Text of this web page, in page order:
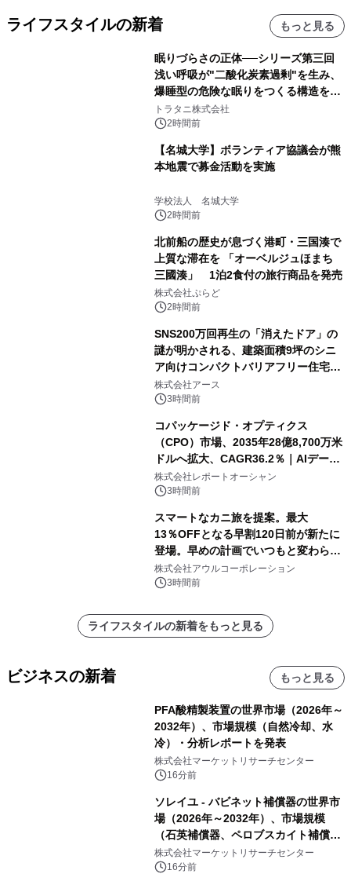
ライフスタイルの新着 もっと見る
眠りづらさの正体──シリーズ第三回
浅い呼吸が"二酸化炭素過剰"を生み、
爆睡型の危険な眠りをつくる構造を解
説
トラタニ株式会社
2時間前
【名城大学】ボランティア協議会が熊
本地震で募金活動を実施
学校法人 名城大学
2時間前
北前船の歴史が息づく港町・三国湊で
上質な滞在を 「オーベルジュほまち
三國湊」 1泊2食付の旅行商品を発売
株式会社ぷらど
2時間前
SNS200万回再生の「消えたドア」の
謎が明かされる、建築面積9坪のシニ
ア向けコンパクトバリアフリー住宅が
誕生
株式会社アース
3時間前
コパッケージド・オプティクス
（CPO）市場、2035年28億8,700万米
ドルへ拡大、CAGR36.2％｜AIデータ
センター・高速光通信需要が成長を加
速
株式会社レポートオーシャン
3時間前
スマートなカニ旅を提案。最大
13％OFFとなる早割120日前が新たに
登場。早めの計画でいつもと変わらぬ
大人の冬旅を。ー夕日ヶ浦温泉「佳松
苑 別邸ふうか」ー
株式会社アウルコーポレーション
3時間前
ライフスタイルの新着をもっと見る
ビジネスの新着 もっと見る
PFA酸精製装置の世界市場（2026年～
2032年）、市場規模（自然冷却、水
冷）・分析レポートを発表
株式会社マーケットリサーチセンター
16分前
ソレイユ - バビネット補償器の世界市
場（2026年～2032年）、市場規模
（石英補償器、ペロブスカイト補償
器、その他）・分析レポートを発表
株式会社マーケットリサーチセンター
16分前